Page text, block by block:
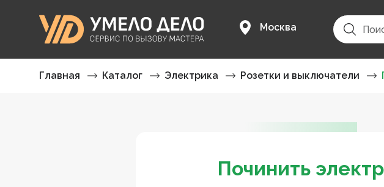
Москва
Главная Каталог Электрика Розетки и выключатели
Починить